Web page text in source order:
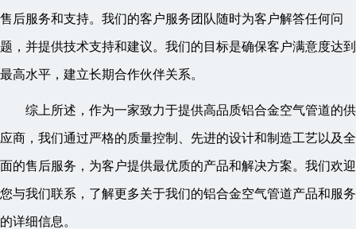
售后服务和支持。我们的客户服务团队随时为客户解答任何问
题，并提供技术支持和建议。我们的目标是确保客户满意度达到
最高水平，建立长期合作伙伴关系。
综上所述，作为一家致力于提供高品质铝合金空气管道的供
应商，我们通过严格的质量控制、先进的设计和制造工艺以及全
面的售后服务，为客户提供最优质的产品和解决方案。我们欢迎
您与我们联系，了解更多关于我们的铝合金空气管道产品和服务
的详细信息。